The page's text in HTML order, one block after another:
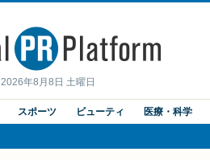
2026年8月8日 土曜日
スポーツ ビューティ 医療・科学